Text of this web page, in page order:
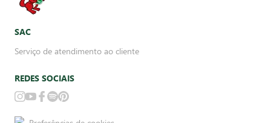
SAC
Serviço de atendimento ao cliente
REDES SOCIAIS